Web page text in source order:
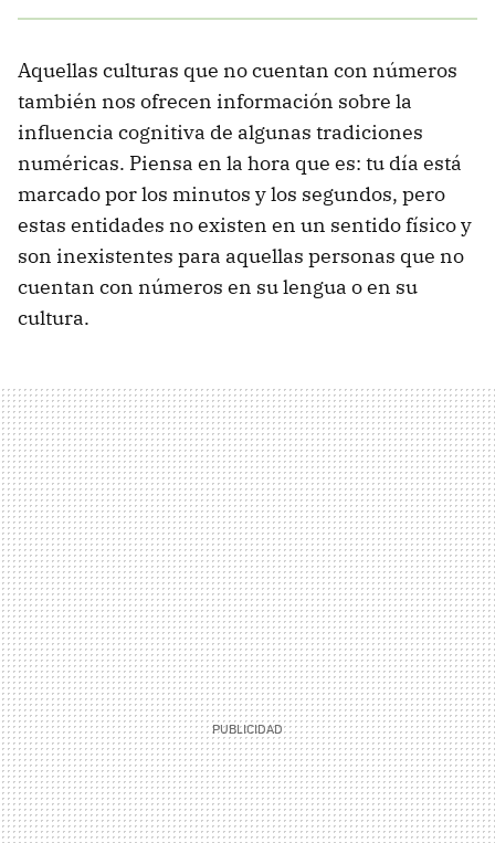
Aquellas culturas que no cuentan con números
también nos ofrecen información sobre la
influencia cognitiva de algunas tradiciones
numéricas. Piensa en la hora que es: tu día está
marcado por los minutos y los segundos, pero
estas entidades no existen en un sentido físico y
son inexistentes para aquellas personas que no
cuentan con números en su lengua o en su
cultura.